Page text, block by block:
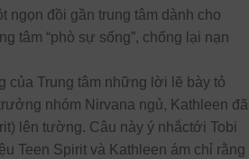
ngọn đồi gần trung tâm dành cho
tâm “phò sự sống”, chống lại nạn
của Trung tâm những lời lẽ bày tỏ
nhóm Nirvana ngủ, Kathleen đã
lên tường. Câu này ý nhắctới Tobi
Teen Spirit và Kathleen ám chỉ rằng